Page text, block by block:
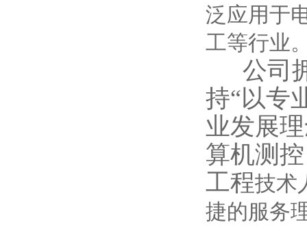
泛应用于
工等行业
公司拥
持“以专
业发展
算机测
工程技术
捷的服务